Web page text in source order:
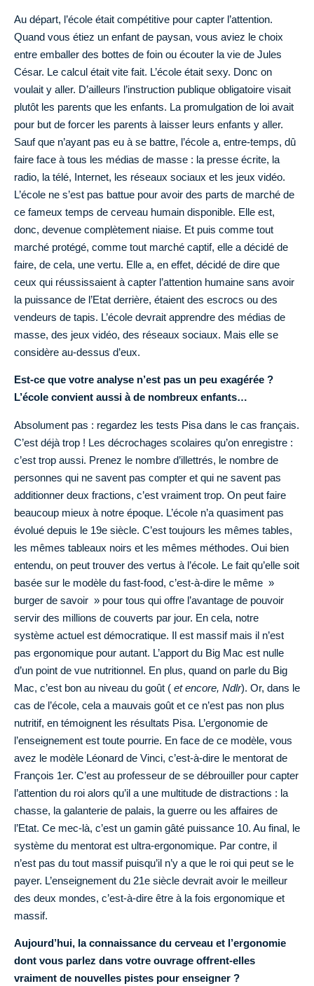
Au départ, l’école était compétitive pour capter l’attention.
Quand vous étiez un enfant de paysan, vous aviez le choix
entre emballer des bottes de foin ou écouter la vie de Jules
César. Le calcul était vite fait. L’école était sexy. Donc on
voulait y aller. D’ailleurs l’instruction publique obligatoire visait
plutôt les parents que les enfants. La promulgation de loi avait
pour but de forcer les parents à laisser leurs enfants y aller.
Sauf que n’ayant pas eu à se battre, l’école a, entre-temps, dû
faire face à tous les médias de masse : la presse écrite, la
radio, la télé, Internet, les réseaux sociaux et les jeux vidéo.
L’école ne s’est pas battue pour avoir des parts de marché de
ce fameux temps de cerveau humain disponible. Elle est,
donc, devenue complètement niaise. Et puis comme tout
marché protégé, comme tout marché captif, elle a décidé de
faire, de cela, une vertu. Elle a, en effet, décidé de dire que
ceux qui réussissaient à capter l’attention humaine sans avoir
la puissance de l’Etat derrière, étaient des escrocs ou des
vendeurs de tapis. L’école devrait apprendre des médias de
masse, des jeux vidéo, des réseaux sociaux. Mais elle se
considère au-dessus d’eux.
Est-ce que votre analyse n’est pas un peu exagérée ?
L’école convient aussi à de nombreux enfants…
Absolument pas : regardez les tests Pisa dans le cas français.
C’est déjà trop ! Les décrochages scolaires qu’on enregistre :
c’est trop aussi. Prenez le nombre d’illettrés, le nombre de
personnes qui ne savent pas compter et qui ne savent pas
additionner deux fractions, c’est vraiment trop. On peut faire
beaucoup mieux à notre époque. L’école n’a quasiment pas
évolué depuis le 19e siècle. C’est toujours les mêmes tables,
les mêmes tableaux noirs et les mêmes méthodes. Oui bien
entendu, on peut trouver des vertus à l’école. Le fait qu’elle soit
basée sur le modèle du fast-food, c’est-à-dire le même »
burger de savoir » pour tous qui offre l’avantage de pouvoir
servir des millions de couverts par jour. En cela, notre
système actuel est démocratique. Il est massif mais il n’est
pas ergonomique pour autant. L’apport du Big Mac est nulle
d’un point de vue nutritionnel. En plus, quand on parle du Big
Mac, c’est bon au niveau du goût ( et encore, Ndlr). Or, dans le
cas de l’école, cela a mauvais goût et ce n’est pas non plus
nutritif, en témoignent les résultats Pisa. L’ergonomie de
l’enseignement est toute pourrie. En face de ce modèle, vous
avez le modèle Léonard de Vinci, c’est-à-dire le mentorat de
François 1er. C’est au professeur de se débrouiller pour capter
l’attention du roi alors qu’il a une multitude de distractions : la
chasse, la galanterie de palais, la guerre ou les affaires de
l’Etat. Ce mec-là, c’est un gamin gâté puissance 10. Au final, le
système du mentorat est ultra-ergonomique. Par contre, il
n’est pas du tout massif puisqu’il n’y a que le roi qui peut se le
payer. L’enseignement du 21e siècle devrait avoir le meilleur
des deux mondes, c’est-à-dire être à la fois ergonomique et
massif.
Aujourd’hui, la connaissance du cerveau et l’ergonomie
dont vous parlez dans votre ouvrage offrent-elles
vraiment de nouvelles pistes pour enseigner ?